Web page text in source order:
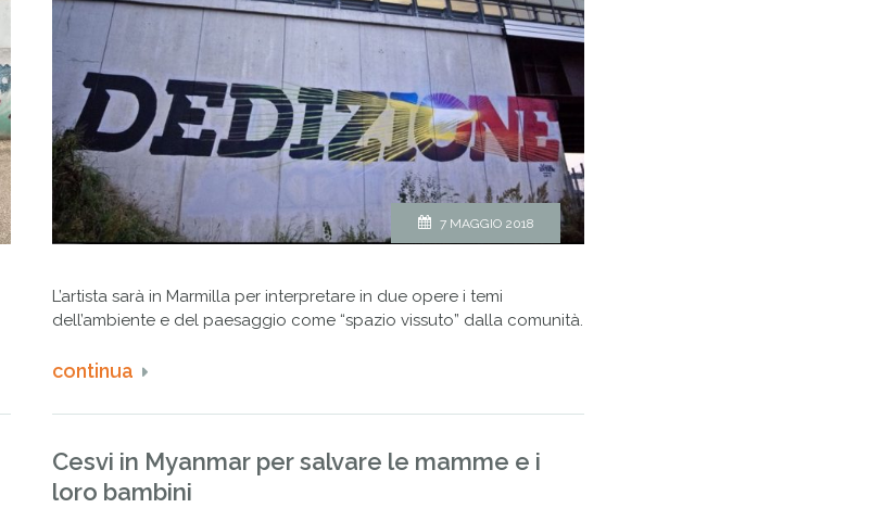
7 MAGGIO 2018
L’artista sarà in Marmilla per interpretare in due opere i temi
dell’ambiente e del paesaggio come “spazio vissuto” dalla comunità.
continua
Cesvi in Myanmar per salvare le mamme e i
loro bambini